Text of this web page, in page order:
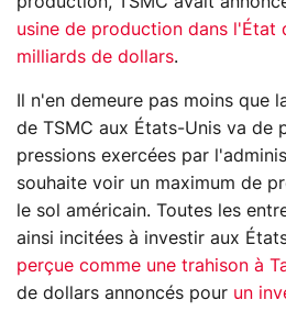
usine de production dans l'État
milliards de dollars.
Il n'en demeure pas moins que
de TSMC aux États-Unis va de
pressions exercées par
souhaite voir un maximum de
le sol américain. Toutes les
ainsi incitées à investir aux
perçue comme une trahison à
de dollars annoncés pour un